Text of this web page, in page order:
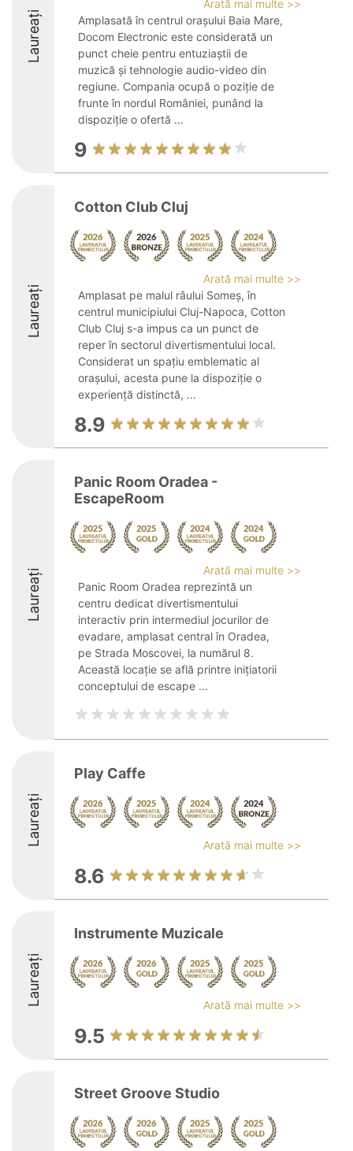
Laureați
Arată mai multe >>
Amplasată în centrul orașului Baia Mare,
Docom Electronic este considerată un
punct cheie pentru entuziaștii de
muzică și tehnologie audio-video din
regiune. Compania ocupă o poziție de
frunte în nordul României, punând la
dispoziție o ofertă ...
9
Laureați
Cotton Club Cluj
Arată mai multe >>
Amplasat pe malul râului Someș, în
centrul municipiului Cluj-Napoca, Cotton
Club Cluj s-a impus ca un punct de
reper în sectorul divertismentului local.
Considerat un spațiu emblematic al
orașului, acesta pune la dispoziție o
experiență distinctă, ...
8.9
Laureați
Panic Room Oradea -
EscapeRoom
Arată mai multe >>
Panic Room Oradea reprezintă un
centru dedicat divertismentului
interactiv prin intermediul jocurilor de
evadare, amplasat central în Oradea,
pe Strada Moscovei, la numărul 8.
Această locație se află printre inițiatorii
conceptului de escape ...
Laureați
Play Caffe
Arată mai multe >>
8.6
Laureați
Instrumente Muzicale
Arată mai multe >>
9.5
Street Groove Studio